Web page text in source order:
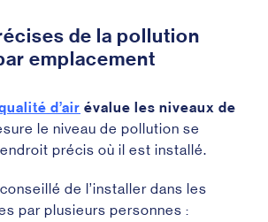
de la pollution
emplacement
d’air évalue les niveaux de
le niveau de pollution se
précis où il est installé.
de l’installer dans les
par plusieurs personnes :